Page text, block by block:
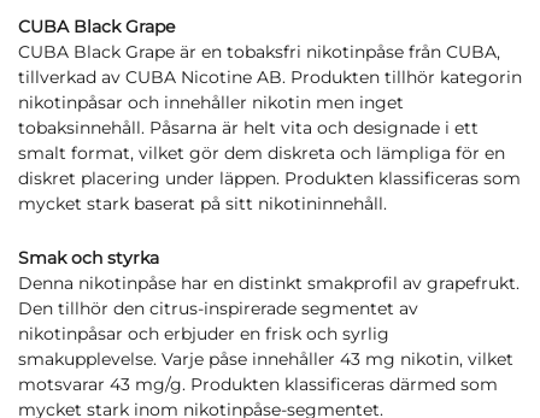
CUBA Black Grape
CUBA Black Grape är en tobaksfri nikotinpåse från CUBA,
tillverkad av CUBA Nicotine AB. Produkten tillhör kategorin
nikotinpåsar och innehåller nikotin men inget
tobaksinnehåll. Påsarna är helt vita och designade i ett
smalt format, vilket gör dem diskreta och lämpliga för en
diskret placering under läppen. Produkten klassificeras som
mycket stark baserat på sitt nikotininnehåll.
Smak och styrka
Denna nikotinpåse har en distinkt smakprofil av grapefrukt.
Den tillhör den citrus-inspirerade segmentet av
nikotinpåsar och erbjuder en frisk och syrlig
smakupplevelse. Varje påse innehåller 43 mg nikotin, vilket
motsvarar 43 mg/g. Produkten klassificeras därmed som
mycket stark inom nikotinpåse-segmentet.